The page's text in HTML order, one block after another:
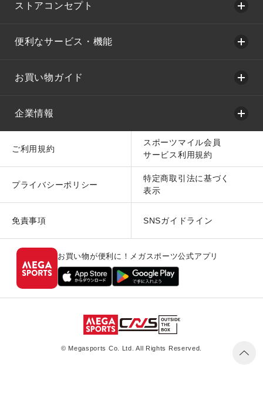
ストアコンセプト
便利なサービス・機能
お買い物ガイド
企業情報
ご利用規約
スポーツマイル会員
サービス利用規約
プライバシーポリシー
特定商取引法に基づく
表示
免責事項 SNSガイドライン
お買い物が便利に！メガスポーツ公式アプリ
© Megasports Co. Ltd. All Rights Reserved.